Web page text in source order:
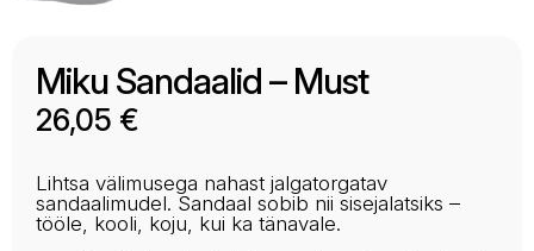
Miku Sandaalid – Must
26,05 €
Lihtsa välimusega nahast jalgatorgatav
sandaalimudel. Sandaal sobib nii sisejalatsiks –
tööle, kooli, koju, kui ka tänavale.